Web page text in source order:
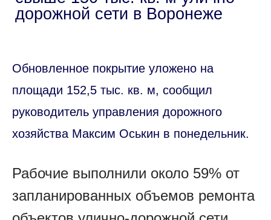
дорожной сети в Воронеже
Обновленное покрытие уложено на
площади 152,5 тыс. кв. м, сообщил
руководитель управления дорожного
хозяйства Максим Оськин в понедельник.
Рабочие выполнили около 59% от
запланированных объемов ремонта